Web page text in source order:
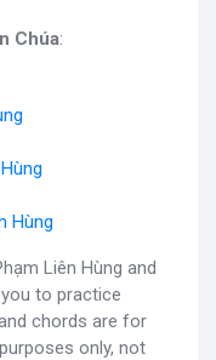
Chúa:
Hùng
Liên Hùng and
to practice
chords are for
only, not